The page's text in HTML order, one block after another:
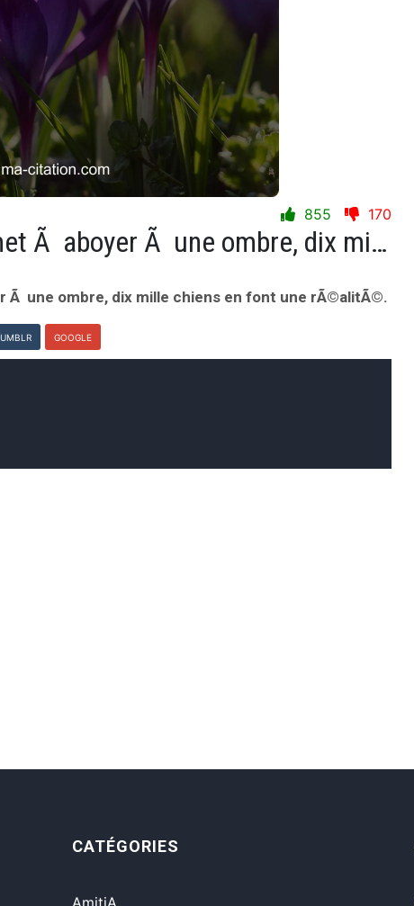
855 170
Quand un seul chien se met Ã aboyer Ã une ombre, dix mille chiens en font une rÃ©alitÃ©.
Ã une ombre, dix mille chiens en font une rÃ©alitÃ©.
GOOGLE
CATÉGORIES
AmitiA